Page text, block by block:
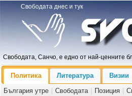
Свободата днес и тук
Свободата, Санчо, е едно от най-ценните
Политика Литература Визии
България утре
Свободата Позиция